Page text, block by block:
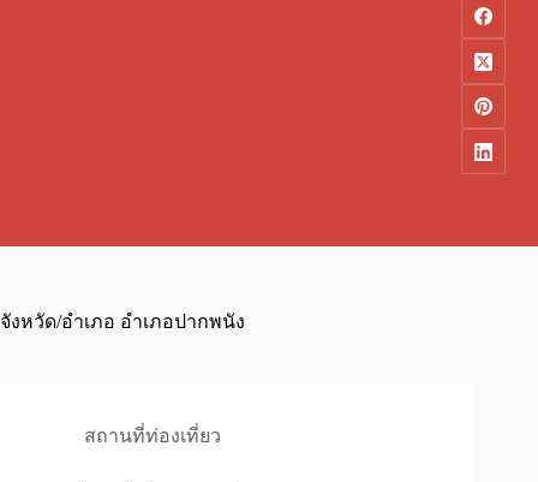
จังหวัด/อำเภอ อำเภอปากพนัง
สถานที่ท่องเที่ยว